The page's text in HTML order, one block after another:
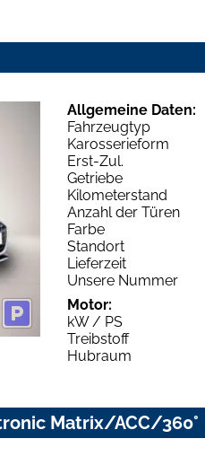
Allgemeine Daten:
Fahrzeugtyp
Karosserieform
Erst-Zul.
Getriebe
Kilometerstand
Anzahl der Türen
Farbe
Standort
Lieferzeit
Unsere Nummer
Motor:
kW / PS
Treibstoff
Hubraum
Matrix/ACC/360°